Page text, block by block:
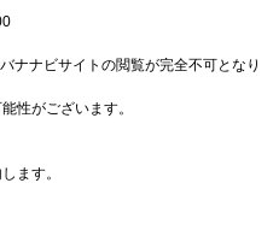
ナナビサイトの閲覧が完全不可となり
性がございます。
ます。